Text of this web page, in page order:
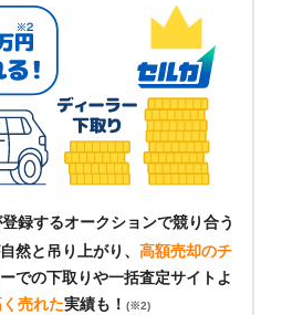
登録するオークションで競り合う
然と吊り上がり、 高額売却のチ
での下取りや一括査定サイトよ
売れた実績も！ (※2)